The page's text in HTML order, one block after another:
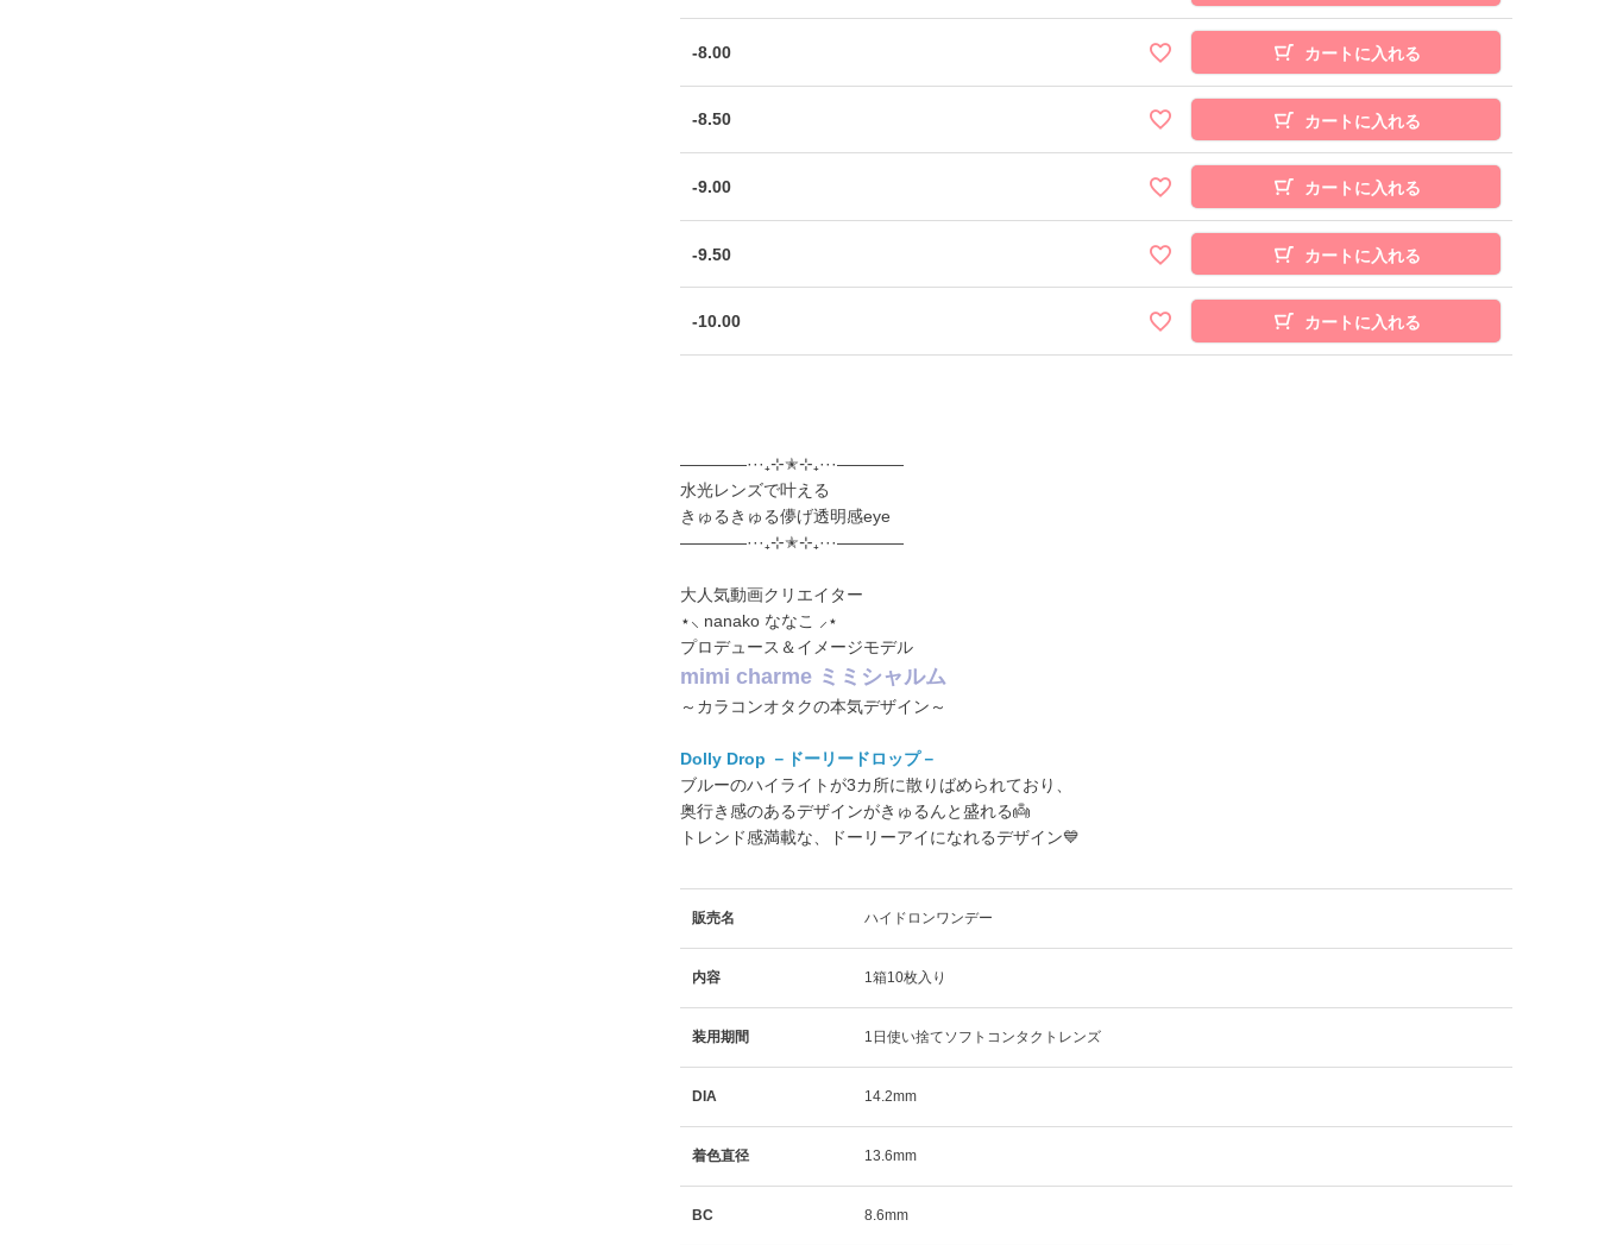
-8.00 カートに入れる
-8.50 カートに入れる
-9.00 カートに入れる
-9.50 カートに入れる
-10.00 カートに入れる
————···₊⊹✭⊹₊···————
水光レンズで叶える
きゅるきゅる儚げ透明感eye
————···₊⊹✭⊹₊···————
大人気動画クリエイター
⋆⸜ nanako ななこ ⸝⋆
プロデュース＆イメージモデル
mimi charme ミミシャルム
～カラコンオタクの本気デザイン～
Dolly Drop －ドーリードロップ－
ブルーのハイライトが3カ所に散りばめられており、
奥行き感のあるデザインがきゅるんと盛れる👼
トレンド感満載な、ドーリーアイになれるデザイン💙
販売名 ハイドロンワンデー
内容 1箱10枚入り
装用期間 1日使い捨てソフトコンタクトレンズ
DIA 14.2mm
着色直径 13.6mm
BC 8.6mm